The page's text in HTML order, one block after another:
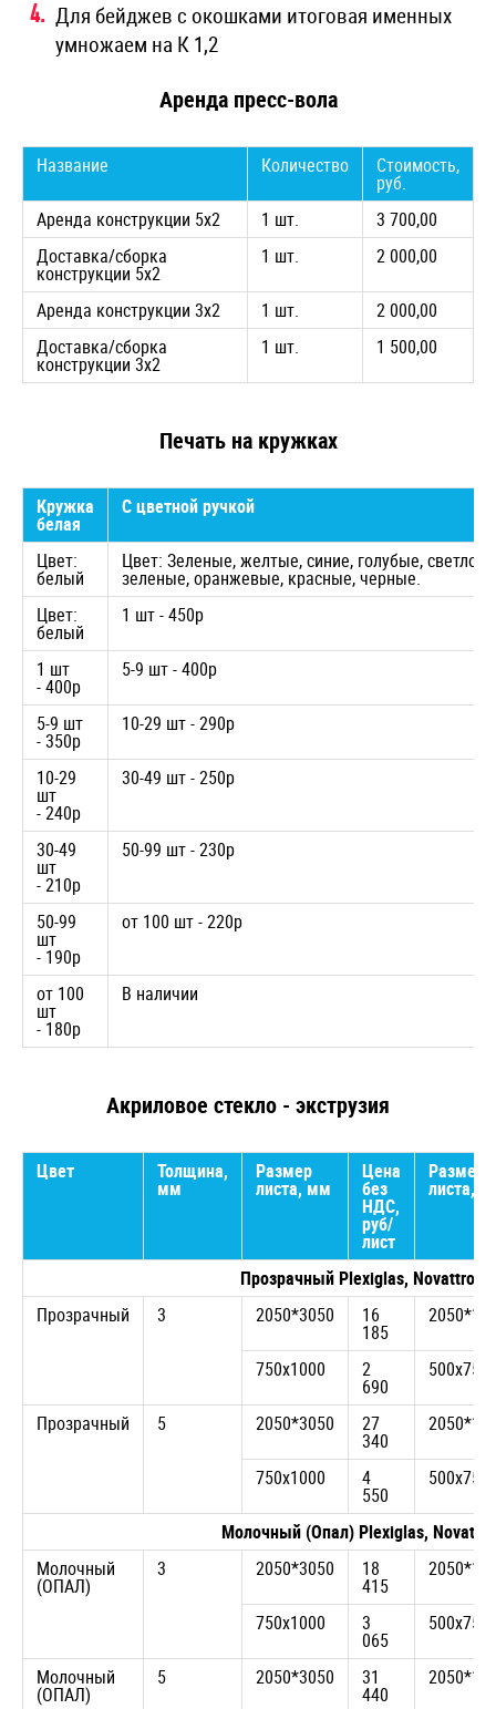
Для бейджев с окошками итоговая именных
умножаем на К 1,2
Аренда пресс-вола
Название Количество Стоимость,
руб.
Аренда конструкции 5х2
1 шт.
3 700,00
Доставка/сборка
конструкции 5х2
1 шт. 2 000,00
Аренда конструкции 3х2 1 шт.
2 000,00
Доставка/сборка
конструкции 3х2
1 шт. 1 500,00
Печать на кружках
Кружка
белая
С цветной ручкой
Цвет:
белый
Цвет: Зеленые, желтые, синие, голубые, светло-
зеленые, оранжевые, красные, черные.
Цвет:
белый
1 шт - 450р
1 шт
- 400р
5-9 шт - 400р
5-9 шт
- 350р
10-29 шт - 290р
10-29
шт
- 240р
30-49 шт - 250р
30-49
шт
- 210р
50-99 шт - 230р
50-99
шт
- 190р
от 100 шт - 220р
от 100
шт
- 180р
В наличии
Акриловое стекло - экструзия
Цвет Толщина,
мм
Размер
листа, мм
Цена
без
НДС,
руб/
лист
Размер
листа,
Прозрачный Plexiglas, Novattro,
Прозрачный
3 2050*3050 16
185
750х1000 2
690
500х750
Прозрачный 5 2050*3050 27
340
750х1000 4
550
500х750
Молочный (Опал) Plexiglas,
Молочный
(ОПАЛ)
3 2050*3050 18
415
750х1000 3
065
500х750
Молочный
(ОПАЛ)
5 2050*3050 31
440